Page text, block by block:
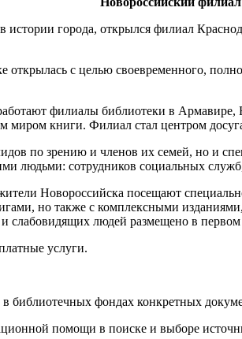
истории города, открылся филиал
открылась с целью своевременного,
филиалы библиотеки в
миром книги. Филиал стал центром
по зрению и членов их семей, но и
людьми: сотрудников социальных
Новороссийска посещают
но также с комплексными
слабовидящих людей размещено в первом
услуги.
библиотечных фондах конкретных
помощи в поиске и выборе